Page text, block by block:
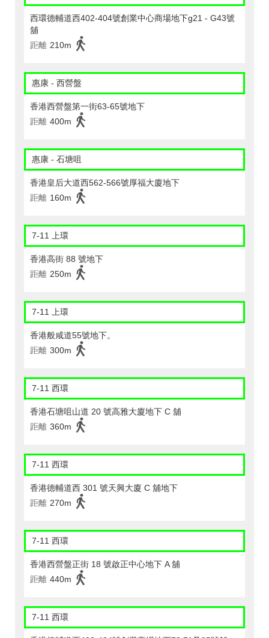
西環德輔道西402-404號創業中心商場地下g21 - G43號
舖
距離 210m
惠康 - 西營盤
香港西營盤第一街63-65號地下
距離 400m
惠康 - 石塘咀
香港皇后大道西562-566號厚福大廈地下
距離 160m
7-11 上環
香港高街 88 號地下
距離 250m
7-11 上環
香港般咸道55號地下。
距離 300m
7-11 西環
香港石塘咀山道 20 號高雅大廈地下 C 舖
距離 360m
7-11 西環
香港德輔道西 301 號天興大廈 C 舖地下
距離 270m
7-11 西環
香港西營盤正街 18 號啟正中心地下 A 舖
距離 440m
7-11 西環